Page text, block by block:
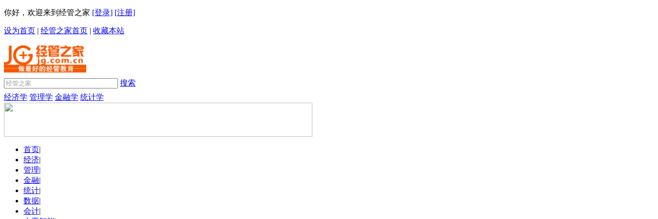
你好，欢迎来到经管之家 [登录] [注册]
设为首页 | 经管之家首页 | 收藏本站
搜索
经济学 管理学 金融学 统计学
首页|
经济|
管理|
金融|
统计|
数据|
会计|